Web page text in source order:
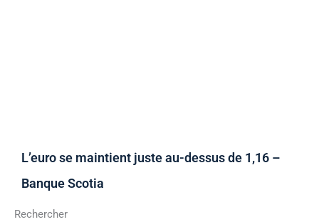
L’euro se maintient juste au-dessus de 1,16 –
Banque Scotia
Rechercher